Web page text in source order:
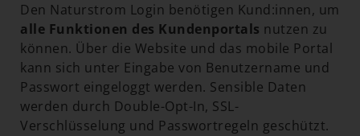
Den Naturstrom Login benötigen Kund:innen, um
alle Funktionen des Kundenportals nutzen zu
können. Über die Website und das mobile Portal
kann sich unter Eingabe von Benutzername und
Passwort eingeloggt werden. Sensible Daten
werden durch Double-Opt-In, SSL-
Verschlüsselung und Passwortregeln geschützt.